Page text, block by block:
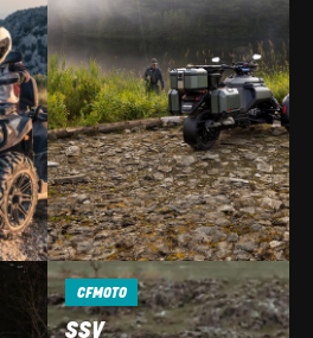
CFMOTO
SSV